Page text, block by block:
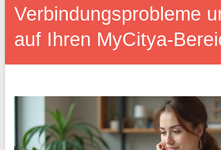
Verbindungsprobleme
auf Ihren MyCitya-